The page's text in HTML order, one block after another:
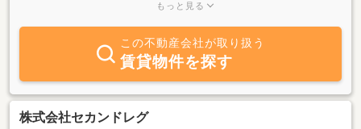
為、自信を持ってオススメが出来る物件です。日曜祝日も内覧可能
もっと見る
この不動産会社が取り扱う
賃貸物件を探す
株式会社セカンドレグ